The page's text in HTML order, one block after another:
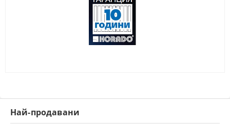
Най-продавани